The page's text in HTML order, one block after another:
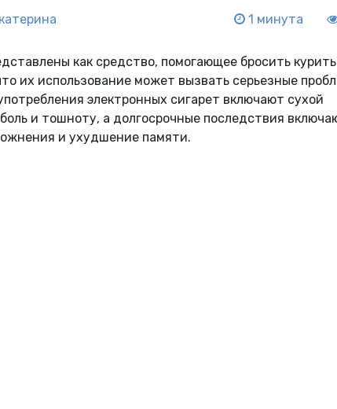
1 минута
​​как средство, помогающее бросить
их использование может вызвать серьезные
электронных сигарет включают сухой
и тошноту, а долгосрочные последствия
и ухудшение памяти.